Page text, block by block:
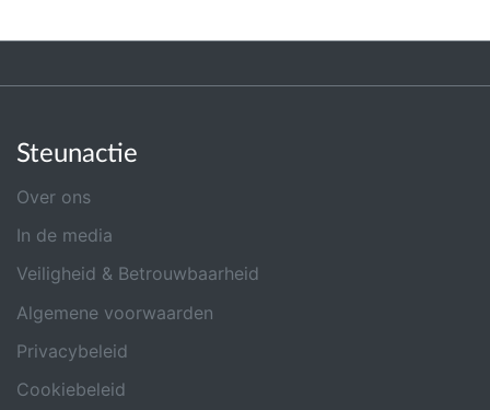
Steunactie
Over ons
In de media
Veiligheid & Betrouwbaarheid
Algemene voorwaarden
Privacybeleid
Cookiebeleid